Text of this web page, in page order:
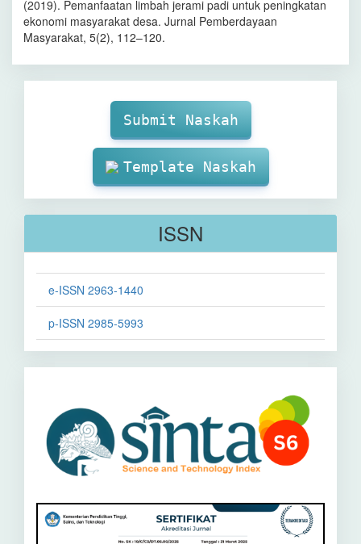
(2019). Pemanfaatan limbah jerami padi untuk peningkatan
ekonomi masyarakat desa. Jurnal Pemberdayaan
Masyarakat, 5(2), 112–120.
SubmissionSubmit Naskah
Template Naskah
ISSN
e-ISSN 2963-1440
p-ISSN 2985-5993